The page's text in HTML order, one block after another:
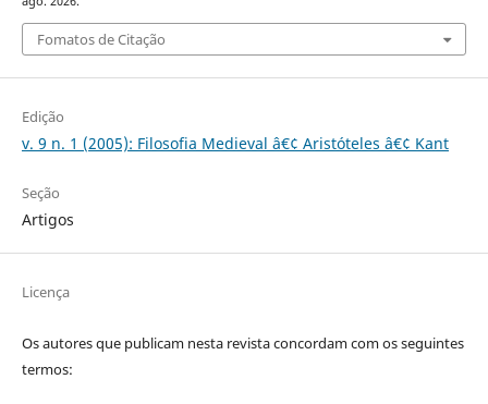
Fomatos de Citação
Edição
v. 9 n. 1 (2005): Filosofia Medieval â€¢ Aristóteles â€¢ Kant
Seção
Artigos
Licença
Os autores que publicam nesta revista concordam com os seguintes
termos: